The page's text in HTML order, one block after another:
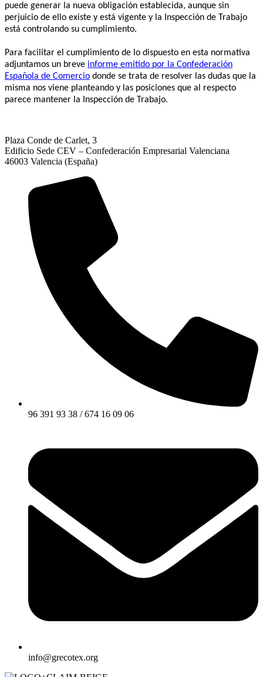
puede generar la nueva obligación establecida, aunque sin
perjuicio de ello existe y está vigente y la Inspección de Trabajo
está controlando su cumplimiento.
Para facilitar el cumplimiento de lo dispuesto en esta normativa
adjuntamos un breve informe emitido por la Confederación
Española de Comercio donde se trata de resolver las dudas que la
misma nos viene planteando y las posiciones que al respecto
parece mantener la Inspección de Trabajo.
Plaza Conde de Carlet, 3
Edificio Sede CEV – Confederación Empresarial Valenciana
46003 Valencia (España)
96 391 93 38 / 674 16 09 06
info@grecotex.org